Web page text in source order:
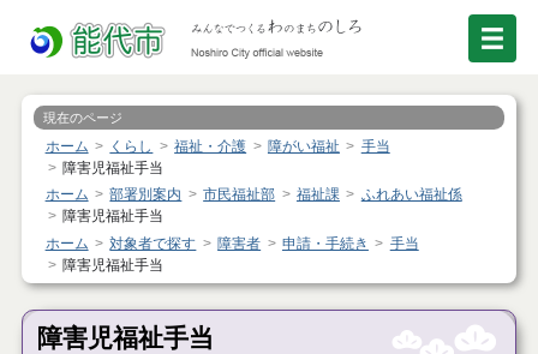
現在のページ
ホーム くらし 福祉・介護 障がい福祉
手当
障害児福祉手当
ホーム
部署別案内 市民福祉部 福祉課
ふれあい福祉係
障害児福祉手当
ホーム
対象者で探す 障害者 申請・手続き
手当
障害児福祉手当
障害児福祉手当